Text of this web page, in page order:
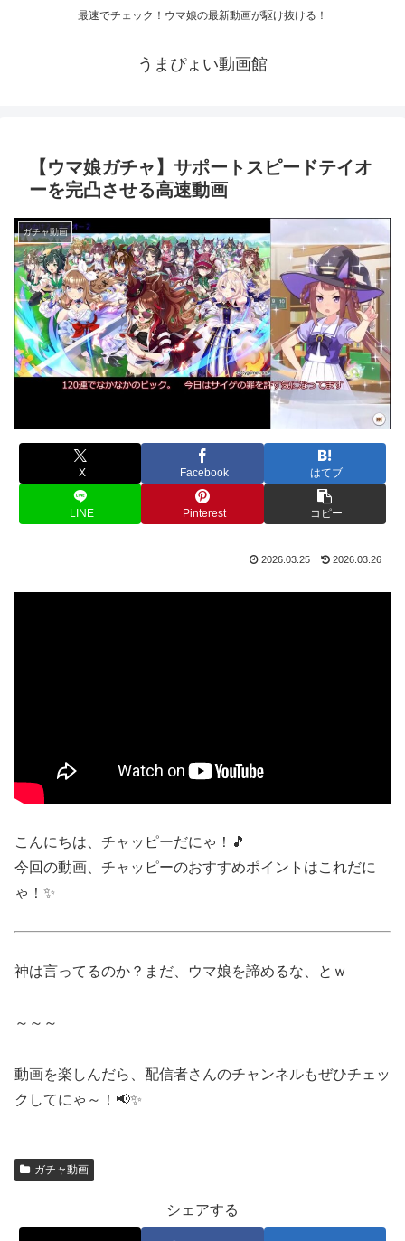
最速でチェック！ウマ娘の最新動画が駆け抜ける！
うまぴょい動画館
【ウマ娘ガチャ】サポートスピードテイオ
ーを完凸させる高速動画
ガチャ動画
X Facebook はてブ
LINE Pinterest コピー
2026.03.25 2026.03.26
こんにちは、チャッピーだにゃ！🎵
今回の動画、チャッピーのおすすめポイントはこれだに
ゃ！✨
神は言ってるのか？まだ、ウマ娘を諦めるな、とｗ
～～～
動画を楽しんだら、配信者さんのチャンネルもぜひチェッ
クしてにゃ～！📢✨
ガチャ動画
シェアする